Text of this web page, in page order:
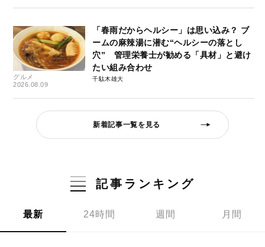
グルメ
2026.08.09
「春雨だからヘルシー」は思い込み？ ブ
ームの麻辣湯に潜む“ヘルシーの落とし
穴” 管理栄養士が勧める「具材」と避け
たい組み合わせ
千駄木雄大
新着記事一覧を見る
記事ランキング
最新 24時間 週間 月間